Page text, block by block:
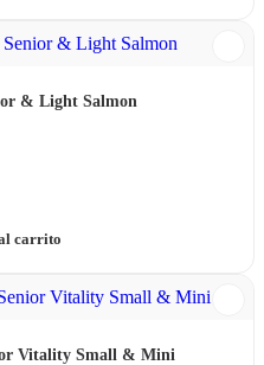
& Light Salmon
carrito
Vitality Small & Mini